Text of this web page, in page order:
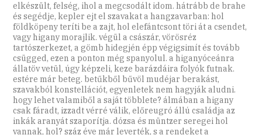
elkészült, felség, ihol a megcsodált idom. hátrább de brahe
és segédje, kepler ejt el szavakat a hangzavarban: hol
földköpeny teríti be a zajt, hol elefántcsont töri át a csendet,
vagy higany morajlik. végül a császár, vörösréz
tartószerkezet, a gömb hidegjén épp végigsimít és tovább
csügged, ezen a ponton még spanyolul. a higanyóceánra
állatöv vetül, úgy képzeli, keze barázdáira folyók futnak.
estére már beteg. betűkből bűvöl mudéjar berakást,
szavakból konstellációt, egyenletek nem hagyják aludni.
hogy lehet valamiből a saját többlete? álmában a higany
csak fáradt, izzadt vérré válik, előreugró állú családja az
inkák aranyát szaporítja. dózsa és müntzer seregei hol
vannak, hol? száz éve már leverték, s a rendeket a